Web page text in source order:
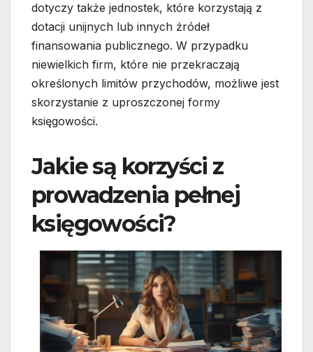
dotyczy także jednostek, które korzystają z
dotacji unijnych lub innych źródeł
finansowania publicznego. W przypadku
niewielkich firm, które nie przekraczają
określonych limitów przychodów, możliwe jest
skorzystanie z uproszczonej formy
księgowości.
Jakie są korzyści z
prowadzenia pełnej
księgowości?